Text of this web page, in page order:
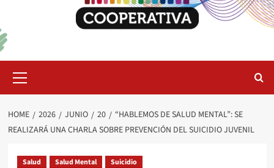
Menu
HOME 2026 JUNIO 20
“HABLEMOS DE SALUD MENTAL”: SE
REALIZARÁ UNA CHARLA SOBRE PREVENCIÓN DEL SUICIDIO JUVENIL
Salud Salud Mental Suicidio